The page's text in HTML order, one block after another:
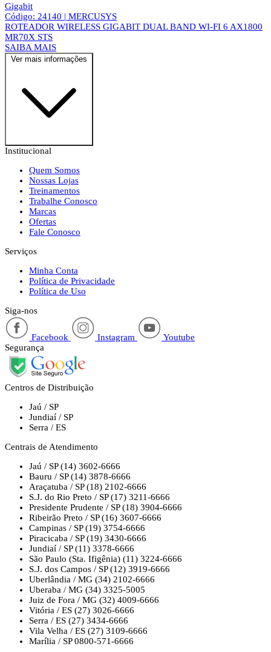
Gigabit
Código: 24140 | MERCUSYS
ROTEADOR WIRELESS GIGABIT DUAL BAND WI-FI 6 AX1800
MR70X STS
SAIBA MAIS
Ver mais informações
Institucional
Quem Somos
Nossas Lojas
Treinamentos
Trabalhe Conosco
Marcas
Ofertas
Fale Conosco
Serviços
Minha Conta
Política de Privacidade
Política de Uso
Siga-nos
Facebook Instagram
Youtube
Segurança
Centros de Distribuição
Jaú / SP
Jundiaí / SP
Serra / ES
Centrais de Atendimento
Jaú / SP (14) 3602-6666
Bauru / SP (14) 3878-6666
Araçatuba / SP (18) 2102-6666
S.J. do Rio Preto / SP (17) 3211-6666
Presidente Prudente / SP (18) 3904-6666
Ribeirão Preto / SP (16) 3607-6666
Campinas / SP (19) 3754-6666
Piracicaba / SP (19) 3430-6666
Jundiaí / SP (11) 3378-6666
São Paulo (Sta. Ifigênia) (11) 3224-6666
S.J. dos Campos / SP (12) 3919-6666
Uberlândia / MG (34) 2102-6666
Uberaba / MG (34) 3325-5005
Juiz de Fora / MG (32) 4009-6666
Vitória / ES (27) 3026-6666
Serra / ES (27) 3434-6666
Vila Velha / ES (27) 3109-6666
Marília / SP 0800-571-6666